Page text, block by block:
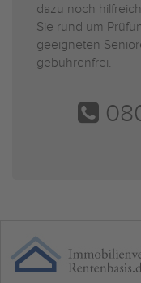
dazu noch
Sie rund um
geeigneten
gebührenfrei.